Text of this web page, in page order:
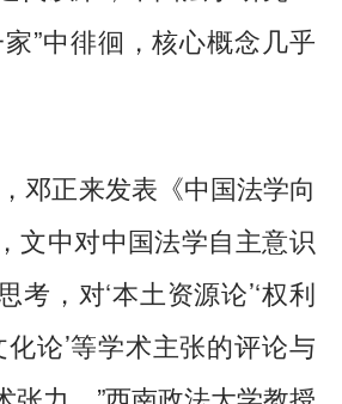
”中徘徊，核心概念几乎
正来发表《中国法学向
文中对中国法学自主意识
考，对‘本土资源论’‘权利
化论’等学术主张的评论与